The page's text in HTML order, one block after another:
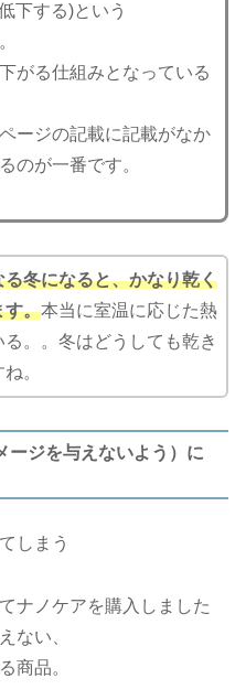
下する)という
がる仕組みとなっている
ージの記載に記載がなか
のが一番です。
冬になると、かなり乾く
す。本当に室温に応じた熱
。。冬はどうしても乾き
。
ージを与えないよう）に
しまう
ナノケアを購入しました
ない、
商品。